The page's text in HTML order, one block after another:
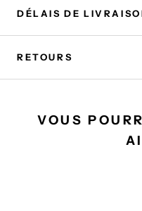
DÉLAIS DE
RETOURS
VOUS